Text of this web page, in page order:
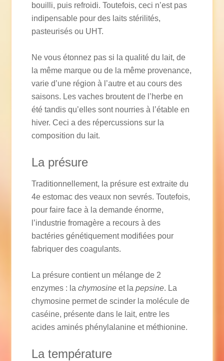
bouilli, puis refroidi. Toutefois, ceci n’est pas
indipensable pour des laits stérilités,
pasteurisés ou UHT.
Ne vous étonnez pas si la qualité du lait, de
la même marque ou de la même provenance,
varie d’une région à l’autre et au cours des
saisons. Les vaches broutent de l’herbe en
été tandis qu’elles sont nourries à l’étable en
hiver. Ceci a des répercussions sur la
composition du lait.
La présure
Traditionnellement, la présure est extraite du
4e estomac des veaux non sevrés. Toutefois,
pour faire face à la demande énorme,
l’industrie fromagère a recours à des
bactéries génétiquement modifiées pour
fabriquer des coagulants.
La présure contient un mélange de 2
enzymes : lachymosine et lapepsine. La
chymosine permet de scinder la molécule de
caséine, présente dans le lait, entre les
acides aminés phénylalanine et méthionine.
La température